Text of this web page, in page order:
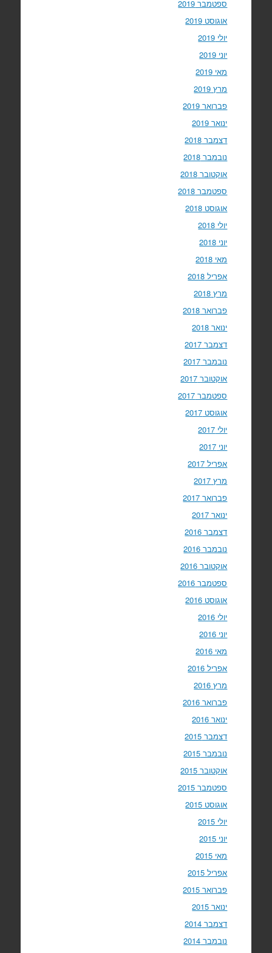
ספטמבר 2019
אוגוסט 2019
יולי 2019
יוני 2019
מאי 2019
מרץ 2019
פברואר 2019
ינואר 2019
דצמבר 2018
נובמבר 2018
אוקטובר 2018
ספטמבר 2018
אוגוסט 2018
יולי 2018
יוני 2018
מאי 2018
אפריל 2018
מרץ 2018
פברואר 2018
ינואר 2018
דצמבר 2017
נובמבר 2017
אוקטובר 2017
ספטמבר 2017
אוגוסט 2017
יולי 2017
יוני 2017
אפריל 2017
מרץ 2017
פברואר 2017
ינואר 2017
דצמבר 2016
נובמבר 2016
אוקטובר 2016
ספטמבר 2016
אוגוסט 2016
יולי 2016
יוני 2016
מאי 2016
אפריל 2016
מרץ 2016
פברואר 2016
ינואר 2016
דצמבר 2015
נובמבר 2015
אוקטובר 2015
ספטמבר 2015
אוגוסט 2015
יולי 2015
יוני 2015
מאי 2015
אפריל 2015
פברואר 2015
ינואר 2015
דצמבר 2014
נובמבר 2014